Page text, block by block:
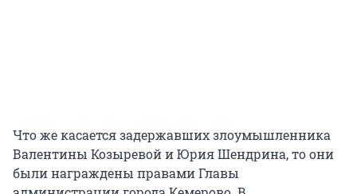
Что же касается задержавших злоумышленника
Валентины Козыревой и Юрия Шендрина, то они
были награждены правами Главы